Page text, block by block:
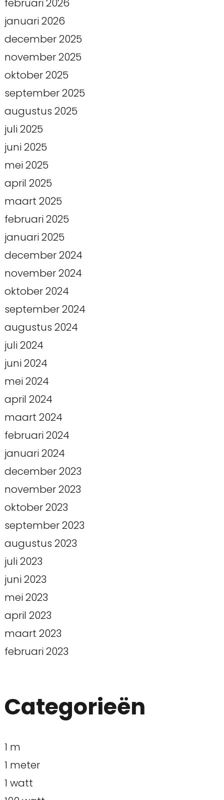
februari 2026
januari 2026
december 2025
november 2025
oktober 2025
september 2025
augustus 2025
juli 2025
juni 2025
mei 2025
april 2025
maart 2025
februari 2025
januari 2025
december 2024
november 2024
oktober 2024
september 2024
augustus 2024
juli 2024
juni 2024
mei 2024
april 2024
maart 2024
februari 2024
januari 2024
december 2023
november 2023
oktober 2023
september 2023
augustus 2023
juli 2023
juni 2023
mei 2023
april 2023
maart 2023
februari 2023
Categorieën
1 m
1 meter
1 watt